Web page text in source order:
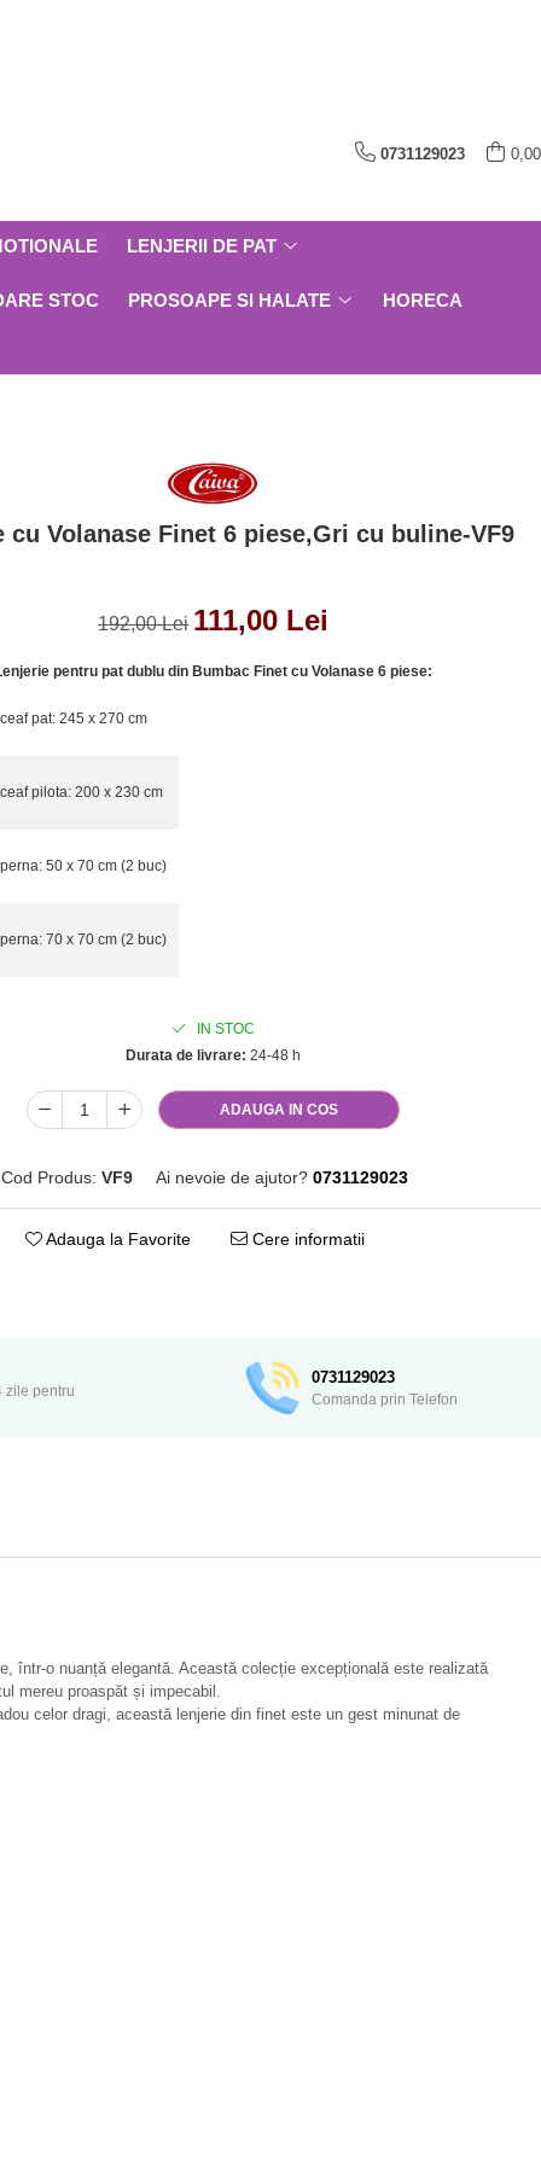
0731129023 0,00
LENJERII DE PAT
STOC PROSOAPE SI HALATE HORECA
cu Volanase Finet 6 piese,Gri cu buline-VF9
192,00 Lei 111,00 Lei
pentru pat dublu din Bumbac Finet cu Volanase 6 piese:
pat: 245 x 270 cm
pilota: 200 x 230 cm
50 x 70 cm (2 buc)
70 x 70 cm (2 buc)
IN STOC
Durata de livrare: 24-48 h
ADAUGA IN COS
Cod Produs: VF9 Ai nevoie de ajutor? 0731129023
Adauga la Favorite Cere informatii
zile pentru
0731129023
Comanda prin Telefon
într-o nuanță elegantă. Această colecție excepțională este realizată
mereu proaspăt și impecabil.
celor dragi, această lenjerie din finet este un gest minunat de